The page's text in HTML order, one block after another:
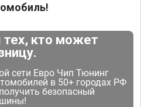
кто может
сети Евро Чип Тюнинг
в 50+ городах РФ
безопасный